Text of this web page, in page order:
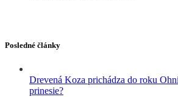
Posledné články
Drevená Koza prichádza do roku
prinesie?